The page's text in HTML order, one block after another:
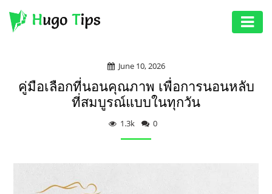
DIGITAL
HEALTH
PHOTOGRAPHY
June 10, 2026
คู่มือเลือกที่นอนคุณภาพ เพื่อการนอนหลับ
ที่สมบูรณ์แบบในทุกวัน
1.3k 0